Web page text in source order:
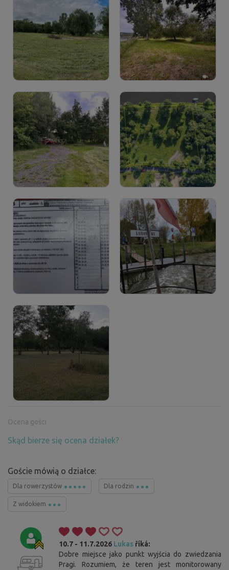
Ocena gości
Skąd bierze się ocena działek?
Goście mówią o działce:
Dla rowerzystów Dla rodzin
Z widokiem
10.7 - 11.7.2026 Lukas říká:
Dobre miejsce jako punkt wyjścia do zwiedzania
Pragi. Rozumiem, że teren jest monitorowany